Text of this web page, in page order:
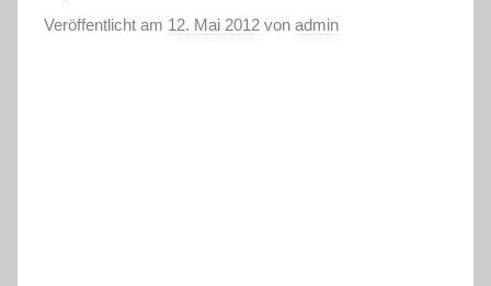
Veröffentlicht am 12. Mai 2012 von admin